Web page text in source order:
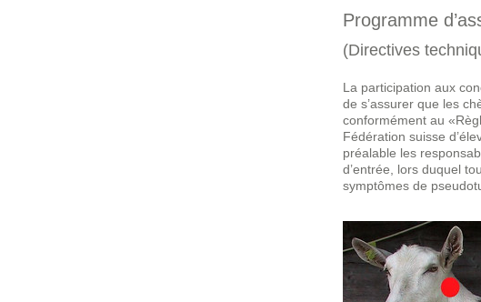
Programme
(Directives
La participation aux
de s’assurer que les
conformément au
Fédération suisse
préalable les
d’entrée, lors duquel
symptômes de